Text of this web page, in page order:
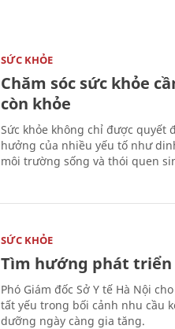
SỨC KHỎE
Chăm sóc sức khỏe
còn khỏe
Sức khỏe không chỉ được quyết
hưởng của nhiều yếu tố như
môi trường sống và thói quen
SỨC KHỎE
Tìm hướng phát triển
Phó Giám đốc Sở Y tế Hà Nội
tất yếu trong bối cảnh nhu cầu
dưỡng ngày càng gia tăng.